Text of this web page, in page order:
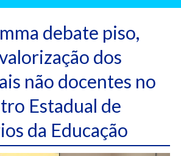
debate piso,
dos
não docentes no
Estadual de
da Educação